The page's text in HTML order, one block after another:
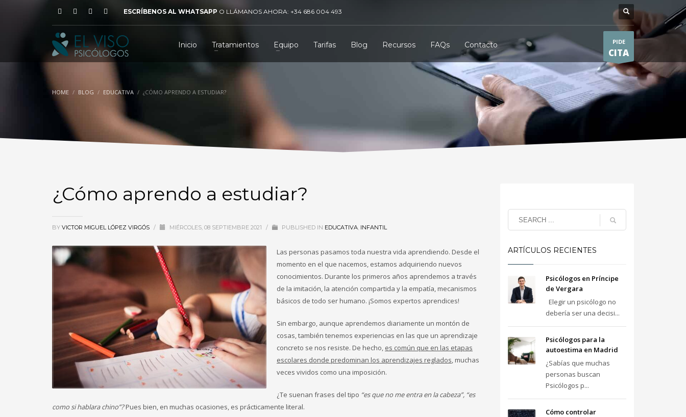
ESCRÍBENOS AL WHATSAPP O LLÁMANOS AHORA: +34 686 004 493
Inicio Tratamientos Equipo Tarifas Blog Recursos FAQs Contacto PIDE
CITA
HOME BLOG EDUCATIVA ¿CÓMO APRENDO A ESTUDIAR?
¿Cómo aprendo a estudiar?
BY VICTOR MIGUEL LÓPEZ VIRGÓS / MIÉRCOLES, 08 SEPTIEMBRE 2021 / PUBLISHED IN EDUCATIVA, INFANTIL
Las personas pasamos toda nuestra vida aprendiendo. Desde el
momento en el que nacemos, estamos adquiriendo nuevos
conocimientos. Durante los primeros años aprendemos a través
de la imitación, la atención compartida y la empatía, mecanismos
básicos de todo ser humano. ¡Somos expertos aprendices!
Sin embargo, aunque aprendemos diariamente un montón de
cosas, también tenemos experiencias en las que un aprendizaje
concreto se nos resiste. De hecho, es común que en las etapas
escolares donde predominan los aprendizajes reglados, muchas
veces vividos como una imposición.
¿Te suenan frases del tipo “es que no me entra en la cabeza”, “es
como si hablara chino”?Pues bien, en muchas ocasiones, es prácticamente literal.
ARTÍCULOS RECIENTES
Psicólogos en Príncipe
de Vergara
Elegir un psicólogo no
debería ser una decisi...
Psicólogos para la
autoestima en Madrid
¿Sabías que muchas
personas buscan
Psicólogos p...
Cómo controlar